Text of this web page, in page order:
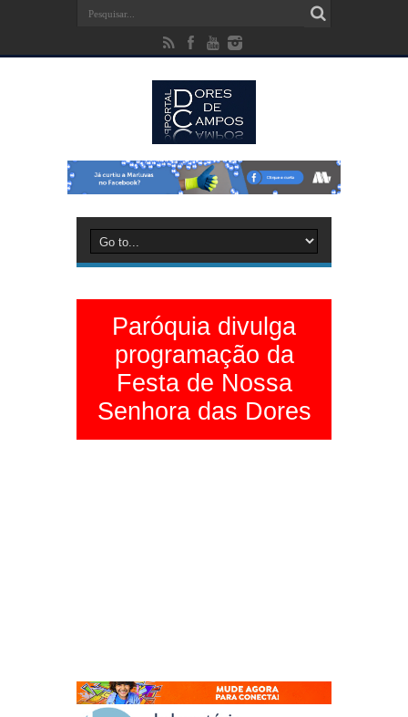
Paróquia divulga
programação da
Festa de Nossa
Senhora das Dores